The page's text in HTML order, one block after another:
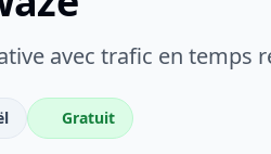
avec trafic en temps
Gratuit